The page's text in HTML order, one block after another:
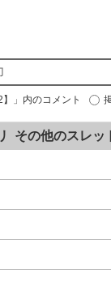
】」内のコメント
その他のスレッ